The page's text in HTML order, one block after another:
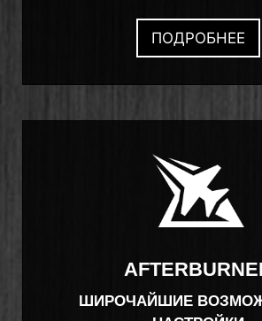
ПОДРОБНЕЕ
ШИРОЧАЙШИЕ